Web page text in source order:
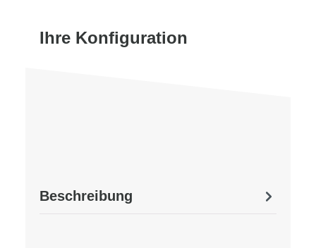
Ihre Konfiguration
Beschreibung